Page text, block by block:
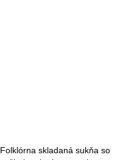
Folklórna skladaná sukňa so